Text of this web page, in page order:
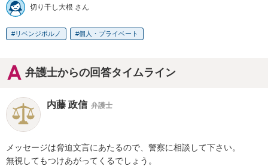
切り干し大根 さん
リベンジポルノ 個人・プライベート
弁護士からの回答タイムライン
内藤 政信 弁護士
メッセージは脅迫文言にあたるので、警察に相談して下さい。
無視してもつけあがってくるでしょう。